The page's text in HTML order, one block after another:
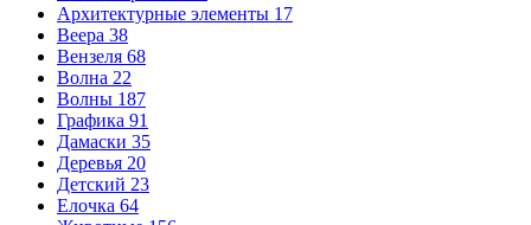
Архитектурные элементы 17
Веера 38
Вензеля 68
Волна 22
Волны 187
Графика 91
Дамаски 35
Деревья 20
Детский 23
Елочка 64